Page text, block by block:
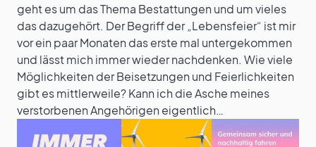
geht es um das Thema Bestattungen und um vieles
das dazugehört. Der Begriff der „Lebensfeier“ ist mir
vor ein paar Monaten das erste mal untergekommen
und lässt mich immer wieder nachdenken. Wie viele
Möglichkeiten der Beisetzungen und Feierlichkeiten
gibt es mittlerweile? Kann ich die Asche meines
verstorbenen Angehörigen eigentlich…